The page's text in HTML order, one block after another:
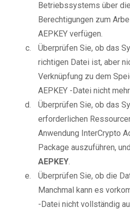
Betriebssystems über
Berechtigungen zum
AEPKEY verfügen.
Überprüfen Sie, ob das
richtigen Datei ist, aber
Verknüpfung zu dem
AEPKEY -Datei nicht
Überprüfen Sie, ob das
erforderlichen
Anwendung InterCrypto
Package auszuführen, und
AEPKEY.
Überprüfen Sie, ob die
Manchmal kann es
-Datei nicht vollständig